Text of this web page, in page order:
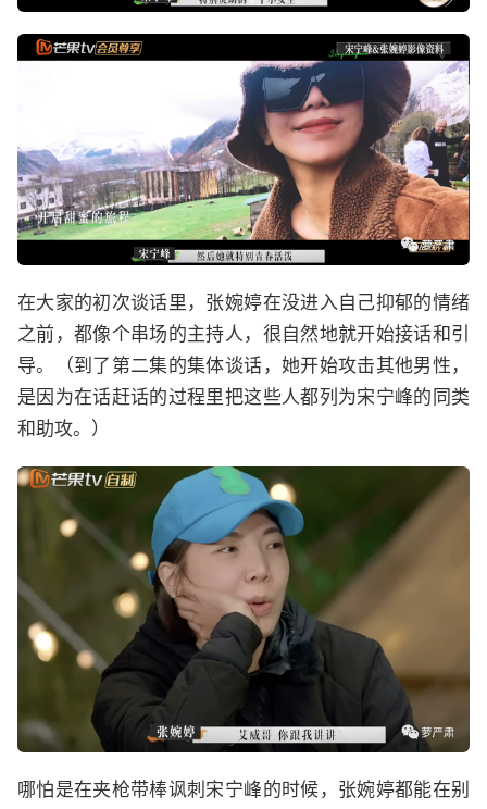
在大家的初次谈话里，张婉婷在没进入自己抑郁的情绪
之前，都像个串场的主持人，很自然地就开始接话和引
导。（到了第二集的集体谈话，她开始攻击其他男性，
是因为在话赶话的过程里把这些人都列为宋宁峰的同类
和助攻。）
哪怕是在夹枪带棒讽刺宋宁峰的时候，张婉婷都能在别